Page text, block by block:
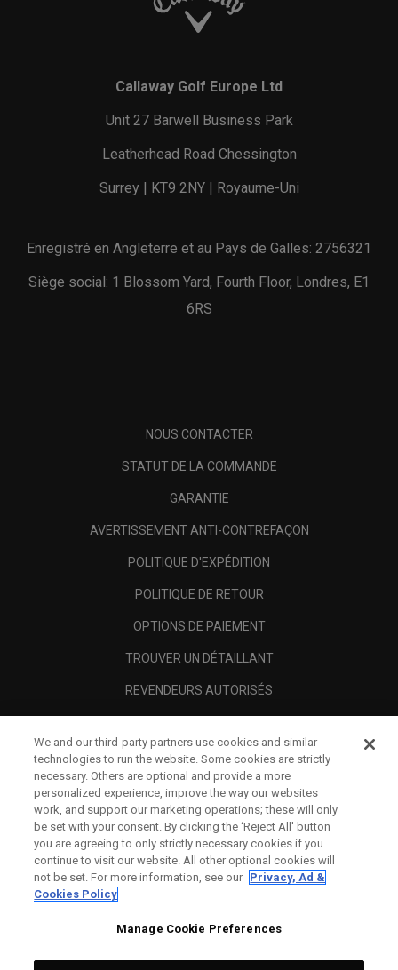
Callaway Golf Europe Ltd
Unit 27 Barwell Business Park
Leatherhead Road Chessington
Surrey | KT9 2NY | Royaume-Uni
Enregistré en Angleterre et au Pays de Galles: 2756321
Siège social: 1 Blossom Yard, Fourth Floor, Londres, E1
6RS
NOUS CONTACTER
STATUT DE LA COMMANDE
GARANTIE
AVERTISSEMENT ANTI-CONTREFAÇON
POLITIQUE D'EXPÉDITION
POLITIQUE DE RETOUR
OPTIONS DE PAIEMENT
TROUVER UN DÉTAILLANT
REVENDEURS AUTORISÉS
A PROPOS
MENTIONS LÉGALES
We and our third-party partners use cookies and similar
technologies to run the website. Some cookies are strictly
necessary. Others are optional and provide a more
personalized experience, improve the way our websites
work, and support our marketing operations; these will only
be set with your consent. By clicking the ‘Reject All' button
you are agreeing to only strictly necessary cookies if you
continue to visit our website. All other optional cookies will
not be set. For more information, see our Privacy, Ad &
Cookies Policy
Manage Cookie Preferences